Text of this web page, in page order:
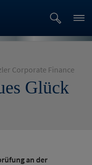
Corporate Finance
Glück
an der